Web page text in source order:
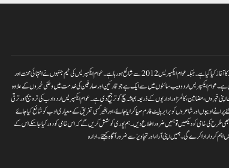
عوام ایکسپریس بدلتے وقت کے ساتھ عوام ایکسپریس نیوز پورٹر کا آغاز کیا گیا ہے۔جبکہ عوام ایکسپریس 2012سے شائع ہورہا ہے۔ عوام ایکسپریس کی ٹیم جنہوں نے انتہائی محنت اور
ایکسپریس اردو ویب سائٹوں میں سے ایک ہے جو قارئین اور صارفین کی خدمت میں وطنی خبروں کے علاوہ
،مضامین ،کالمز اور اداریوں کے ذریعہ ہمیشہ سچ کو ترجیح دی ہے۔عوام ایکسپریس اردو ادب کی ترویج اور ترقی
ادیبوں اور شاعروں کو برابر پلیٹ فارم مہیا کرایا جائے،اور بغیر کسی تفریق کے معیاری ادب کو شائع کیا جائے
بھی طرح کی خامی کو دیکھیں تو ہمیں ضرور اطلاع دیں۔ہم پوری کوشش کریں گے کہ اس خامی کو دور کیا جاسکے اس کے
اہم کردار اداکرے گی۔ہمیں اپنی آراءاور تجاویز سے ضرور آگاہ کیجئے۔ ادارہ